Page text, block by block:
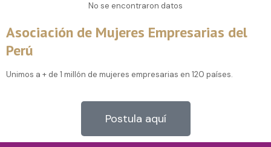
No se encontraron datos
Asociación de Mujeres Empresarias del
Perú
Unimos a + de 1 millón de mujeres empresarias en 120 países.
Postula aquí